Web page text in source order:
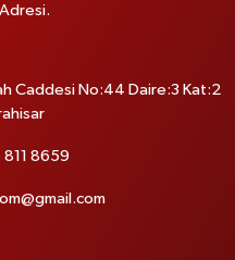
Caddesi No:44 Daire:3 Kat:2
8659